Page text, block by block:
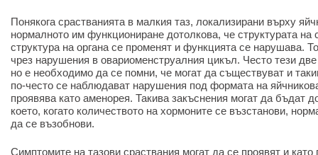
Понякога срастванията в малкия таз, локализирани върху
нормалното им функциониране дотолкова, че структурата на
структура на органа се променят и функцията се нарушава.
чрез нарушения в овариоменструалния цикъл. Често тези
но е необходимо да се помни, че могат да съществуват и
по-често се наблюдават нарушения под формата на
проявява като аменорея. Такива закъснения могат да бъдат
което, когато количеството на хормоните се възстанови,
да се възобнови.
Симптомите на тазови сраствания могат да се проявят и като